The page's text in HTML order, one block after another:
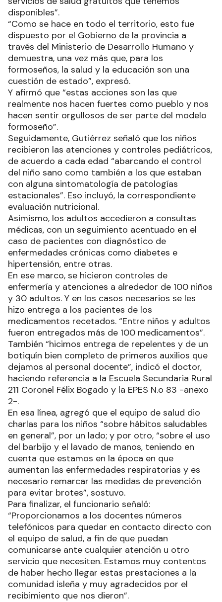
disponibles”.
“Como se hace en todo el territorio, esto fue
dispuesto por el Gobierno de la provincia a
través del Ministerio de Desarrollo Humano y
demuestra, una vez más que, para los
formoseños, la salud y la educación son una
cuestión de estado”, expresó.
Y afirmó que “estas acciones son las que
realmente nos hacen fuertes como pueblo y nos
hacen sentir orgullosos de ser parte del modelo
formoseño”.
Seguidamente, Gutiérrez señaló que los niños
recibieron las atenciones y controles pediátricos,
de acuerdo a cada edad “abarcando el control
del niño sano como también a los que estaban
con alguna sintomatología de patologías
estacionales”. Eso incluyó, la correspondiente
evaluación nutricional.
Asimismo, los adultos accedieron a consultas
médicas, con un seguimiento acentuado en el
caso de pacientes con diagnóstico de
enfermedades crónicas como diabetes e
hipertensión, entre otras.
En ese marco, se hicieron controles de
enfermería y atenciones a alrededor de 100 niños
y 30 adultos. Y en los casos necesarios se les
hizo entrega a los pacientes de los
medicamentos recetados. “Entre niños y adultos
fueron entregados más de 100 medicamentos”.
También “hicimos entrega de repelentes y de un
botiquín bien completo de primeros auxilios que
dejamos al personal docente”, indicó el doctor,
haciendo referencia a la Escuela Secundaria Rural
211 Coronel Félix Bogado y la EPES N.o 83 -anexo
2-.
En esa línea, agregó que el equipo de salud dio
charlas para los niños “sobre hábitos saludables
en general”, por un lado; y por otro, “sobre el uso
del barbijo y el lavado de manos, teniendo en
cuenta que estamos en la época en que
aumentan las enfermedades respiratorias y es
necesario remarcar las medidas de prevención
para evitar brotes”, sostuvo.
Para finalizar, el funcionario señaló:
“Proporcionamos a los docentes números
telefónicos para quedar en contacto directo con
el equipo de salud, a fin de que puedan
comunicarse ante cualquier atención u otro
servicio que necesiten. Estamos muy contentos
de haber hecho llegar estas prestaciones a la
comunidad isleña y muy agradecidos por el
recibimiento que nos dieron”.